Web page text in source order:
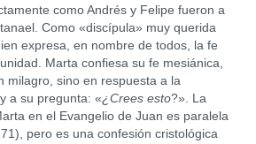
como Andrés y Felipe fueron a
Como «discípula» muy querida
expresa, en nombre de todos, la fe
Marta confiesa su fe mesiánica,
milagro, sino en respuesta a la
a su pregunta: «¿Crees esto?». La
en el Evangelio de Juan es paralela
pero es una confesión cristológica